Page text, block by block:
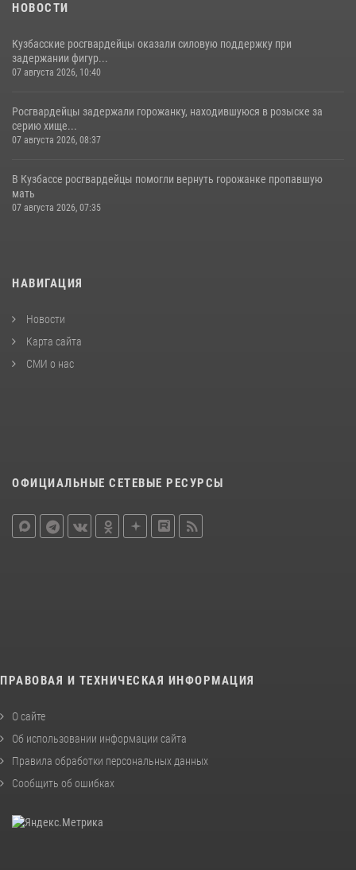
НОВОСТИ
Кузбасские росгвардейцы оказали силовую поддержку при
задержании фигур...
07 августа 2026, 10:40
Росгвардейцы задержали горожанку, находившуюся в розыске за
серию хище...
07 августа 2026, 08:37
В Кузбассе росгвардейцы помогли вернуть горожанке пропавшую
мать
07 августа 2026, 07:35
НАВИГАЦИЯ
Новости
Карта сайта
СМИ о нас
ОФИЦИАЛЬНЫЕ СЕТЕВЫЕ РЕСУРСЫ
ПРАВОВАЯ И ТЕХНИЧЕСКАЯ ИНФОРМАЦИЯ
О сайте
Об использовании информации сайта
Правила обработки персональных данных
Сообщить об ошибках